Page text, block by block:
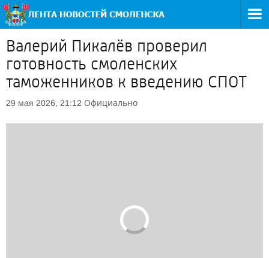
Валерий Пикалёв проверил
готовность смоленских
таможенников к введению СПОТ
29 мая 2026, 21:12 Официально